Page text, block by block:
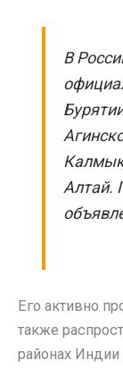
В
Алтай.
Его активно
также
районах Индии